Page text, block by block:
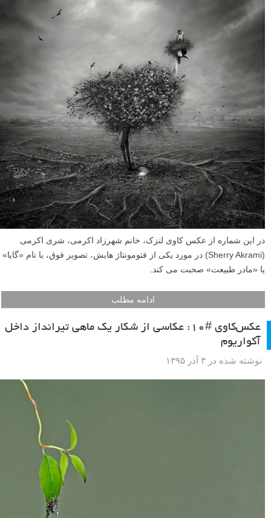
در این شماره از عکس کاوی لنزک، خانم شهرزاد اکرمی، شری اکرمی
(Sherry Akrami) در مورد یکی از فتومونتاژ هایش، تصویر فوق، با نام «گایا»
یا «مادر طبیعت» صحبت می کند.
ادامه مطلب
عکس‌کاوی #۱۰: عکاسی از شکار یک ماهی تیرانداز داخل
آکواریوم
نوشته شده در ۳ آذر ۱۳۹۵